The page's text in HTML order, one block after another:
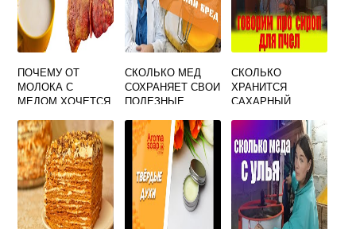
ПОЧЕМУ ОТ
МОЛОКА С
МЕДОМ ХОЧЕТСЯ
СКОЛЬКО МЕД
СОХРАНЯЕТ СВОИ
ПОЛЕЗНЫЕ
СКОЛЬКО
ХРАНИТСЯ
САХАРНЫЙ